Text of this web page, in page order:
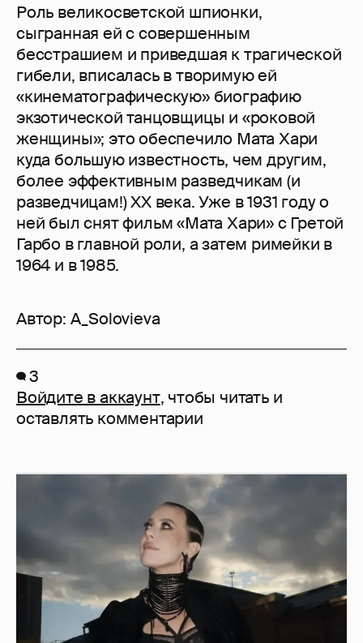
Роль великосветской шпионки,
сыгранная ей с совершенным
бесстрашием и приведшая к трагической
гибели, вписалась в творимую ей
«кинематографическую» биографию
экзотической танцовщицы и «роковой
женщины»; это обеспечило Мата Хари
куда большую известность, чем другим,
более эффективным разведчикам (и
разведчицам!) XX века. Уже в 1931 году о
ней был снят фильм «Мата Хари» с Гретой
Гарбо в главной роли, а затем римейки в
1964 и в 1985.
Автор: A_Solovieva
3
Войдите в аккаунт, чтобы читать и
оставлять комментарии